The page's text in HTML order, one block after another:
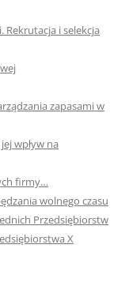
Rekrutacja i selekcja
zapasami w
wpływ na
firmy…
wolnego czasu
Przedsiębiorstw
X